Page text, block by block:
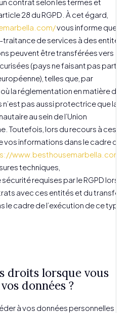
28 du RGPD. À cet égard,
vous informe que,
de services à des entités
peuvent être transférées vers
(pays ne faisant pas partie
telles que, par
la réglementation en matière de
pas aussi protectrice que la
au sein de l’Union
Toutefois, lors du recours à ces
informations dans le cadre de
www.besthousemarbella.com/
techniques,
requises par le RGPD lors
avec ces entités et du transfert
cadre de l’exécution de ce type
droits lorsque vous
données ?
à vos données personnelles et